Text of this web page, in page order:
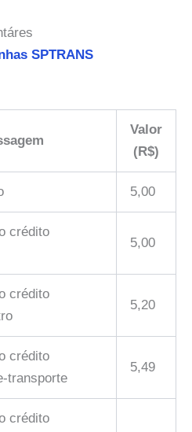
SPTRANS
Valor
(R$)
5,00
crédito
5,00
crédito
5,20
crédito
transporte
5,49
crédito